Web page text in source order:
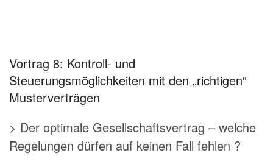
Vortrag 8: Kontroll- und
Steuerungsmöglichkeiten mit den „richtigen“
Musterverträgen
> Der optimale Gesellschaftsvertrag – welche
Regelungen dürfen auf keinen Fall fehlen ?